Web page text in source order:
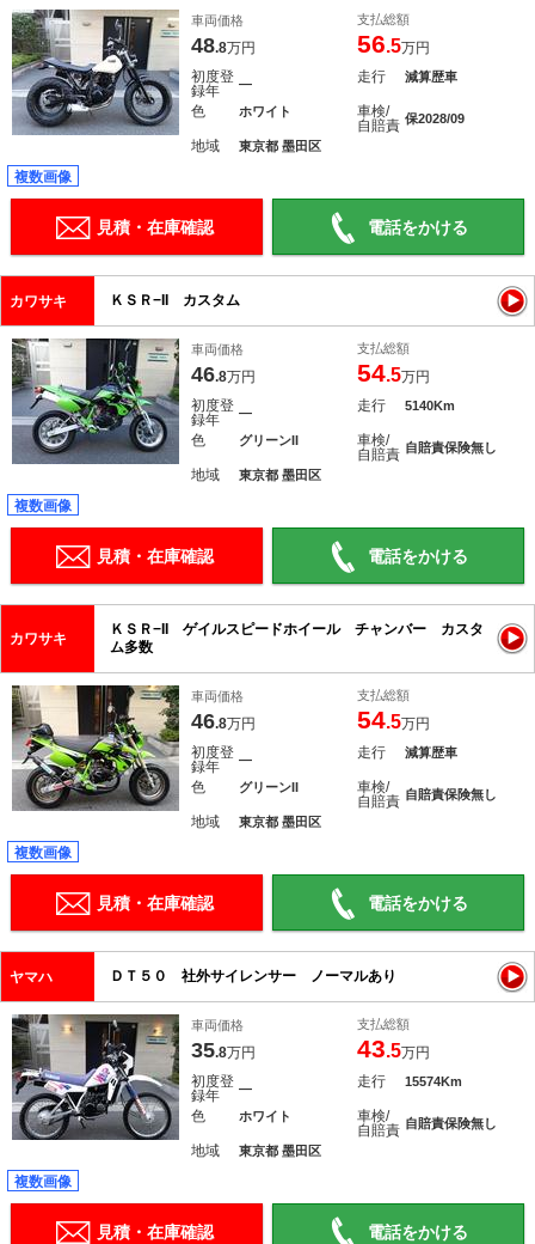
車両価格
48.8万円
支払総額
56.5万円
初度登
録年
― 走行 減算歴車
色 ホワイト
車検/
自賠責 保2028/09
地域 東京都 墨田区
複数画像
見積・在庫確認 電話をかける
カワサキ ＫＳＲ−II カスタム
車両価格
46.8万円
支払総額
54.5万円
初度登
録年
― 走行 5140Km
色 グリーンII
車検/
自賠責 自賠責保険無し
地域 東京都 墨田区
複数画像
見積・在庫確認 電話をかける
カワサキ
ＫＳＲ−II ゲイルスピードホイール チャンバー カスタ
ム多数
車両価格
46.8万円
支払総額
54.5万円
初度登
録年
― 走行 減算歴車
色 グリーンII
車検/
自賠責 自賠責保険無し
地域 東京都 墨田区
複数画像
見積・在庫確認 電話をかける
ヤマハ ＤＴ５０ 社外サイレンサー ノーマルあり
車両価格
35.8万円
支払総額
43.5万円
初度登
録年
― 走行 15574Km
色 ホワイト
車検/
自賠責 自賠責保険無し
地域 東京都 墨田区
複数画像
見積・在庫確認 電話をかける